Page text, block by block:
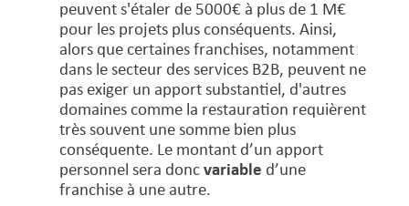
peuvent s'étaler de 5000€ à plus de 1 M€
pour les projets plus conséquents. Ainsi,
alors que certaines franchises, notamment
dans le secteur des services B2B, peuvent ne
pas exiger un apport substantiel, d'autres
domaines comme la restauration requièrent
très souvent une somme bien plus
conséquente. Le montant d’un apport
personnel sera donc variable d’une
franchise à une autre.